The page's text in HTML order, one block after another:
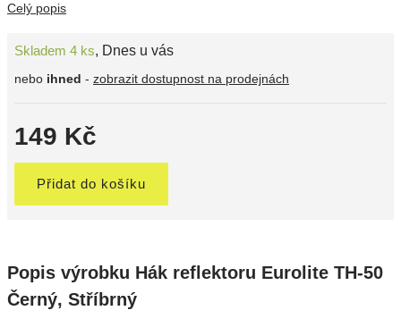
Celý popis
Skladem 4 ks, Dnes u vás
nebo ihned - zobrazit dostupnost na prodejnách
149 Kč
Přidat do košíku
Popis výrobku Hák reflektoru Eurolite TH-50
Černý, Stříbrný